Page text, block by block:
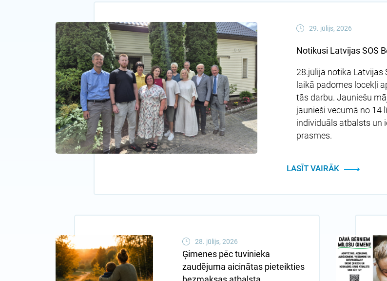
29. jūlijs, 2026
Notikusi Latvijas SOS
28.jūlijā notika Latvijas
laikā padomes locekļi
tās darbu. Jauniešu
jaunieši vecumā no 14
individuāls atbalsts un
prasmes.
LASĪT VAIRĀK
28. jūlijs, 2026
Ģimenes pēc tuvinieka
zaudējuma aicinātas pieteikties